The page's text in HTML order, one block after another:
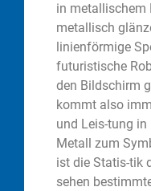
in metallischem
metallisch
linienförmige
futuristische
den Bildschirm
kommt also
und Leis-tung in
Metall zum
ist die Statis-tik
sehen